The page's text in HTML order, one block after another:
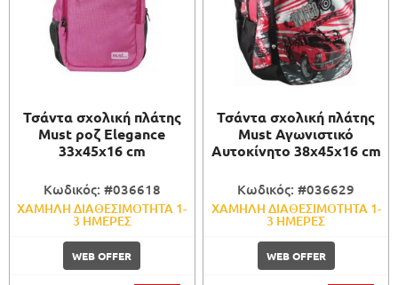
Τσάντα σχολική πλάτης
Must ροζ Elegance
33x45x16 cm
Κωδικός: #036618
ΧΑΜΗΛΗ ΔΙΑΘΕΣΙΜΟΤΗΤΑ 1-
3 ΗΜΕΡΕΣ
WEB OFFER
Τσάντα σχολική πλάτης
Must Αγωνιστικό
Αυτοκίνητο 38x45x16 cm
Κωδικός: #036629
ΧΑΜΗΛΗ ΔΙΑΘΕΣΙΜΟΤΗΤΑ 1-
3 ΗΜΕΡΕΣ
WEB OFFER